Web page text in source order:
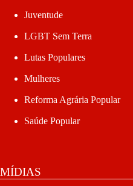
Juventude
LGBT Sem Terra
Lutas Populares
Mulheres
Reforma Agrária Popular
Saúde Popular
MÍDIAS